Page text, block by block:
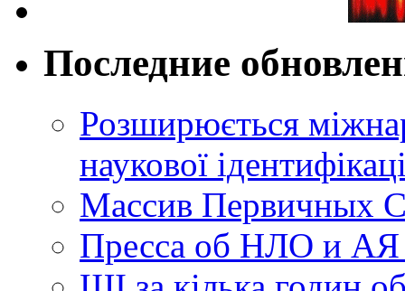
Последние
Розширюється
наукової
Массив Первичных
Пресса об НЛО и